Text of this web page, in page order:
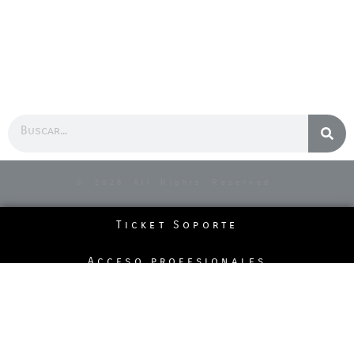
Ticket Soporte
Acceso profesionales